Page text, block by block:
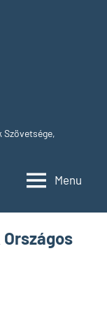
Szövetsége,
Menu